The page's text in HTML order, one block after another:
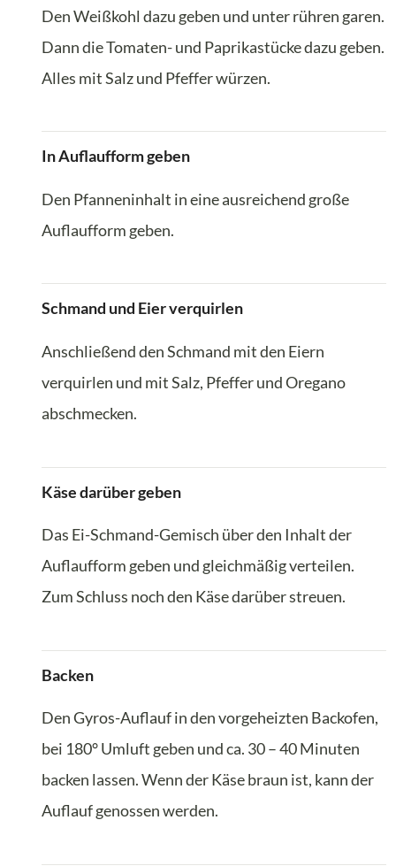
Den Weißkohl dazu geben und unter rühren garen.
Dann die Tomaten- und Paprikastücke dazu geben.
Alles mit Salz und Pfeffer würzen.
In Auflaufform geben
Den Pfanneninhalt in eine ausreichend große
Auflaufform geben.
Schmand und Eier verquirlen
Anschließend den Schmand mit den Eiern
verquirlen und mit Salz, Pfeffer und Oregano
abschmecken.
Käse darüber geben
Das Ei-Schmand-Gemisch über den Inhalt der
Auflaufform geben und gleichmäßig verteilen.
Zum Schluss noch den Käse darüber streuen.
Backen
Den Gyros-Auflauf in den vorgeheizten Backofen,
bei 180° Umluft geben und ca. 30 – 40 Minuten
backen lassen. Wenn der Käse braun ist, kann der
Auflauf genossen werden.